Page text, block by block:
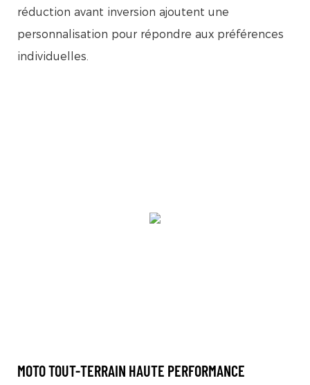
réduction avant inversion ajoutent une
personnalisation pour répondre aux préférences
individuelles.
MOTO TOUT-TERRAIN HAUTE PERFORMANCE